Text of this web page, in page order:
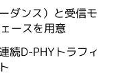
ダンス）と受信モ
ースを用意
続D-PHYトラフィ